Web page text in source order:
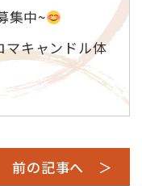
集中~
キャンドル体
前の記事へ ＞